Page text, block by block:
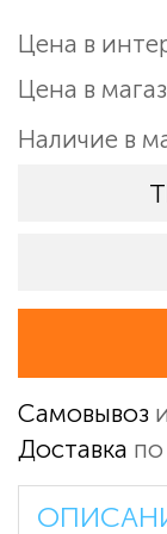
Цена в
Цена в
Наличие в
Самовывоз
Доставка